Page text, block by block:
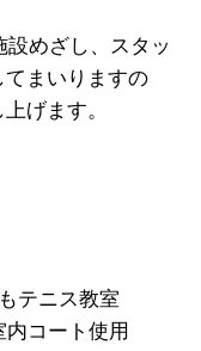
めざし、スタッ
まいりますの
げます。
もテニス教室
ート使用